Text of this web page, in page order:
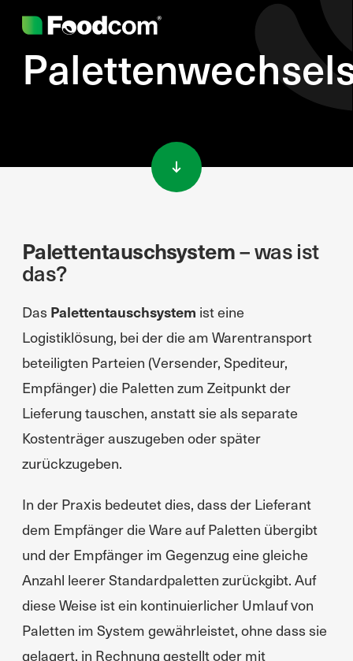
Palettentauschsystem– was ist
das?
Das Palettentauschsystem ist eine
Logistiklösung, bei der die am Warentransport
beteiligten Parteien (Versender, Spediteur,
Empfänger) die Paletten zum Zeitpunkt der
Lieferung tauschen, anstatt sie als separate
Kostenträger auszugeben oder später
zurückzugeben.
In der Praxis bedeutet dies, dass der Lieferant
dem Empfänger die Ware auf Paletten übergibt
und der Empfänger im Gegenzug eine gleiche
Anzahl leerer Standardpaletten zurückgibt. Auf
diese Weise ist ein kontinuierlicher Umlauf von
Paletten im System gewährleistet, ohne dass sie
gelagert, in Rechnung gestellt oder mit